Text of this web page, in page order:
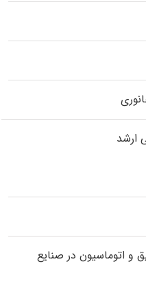
ارشد
و اتوماسیون در صنایع